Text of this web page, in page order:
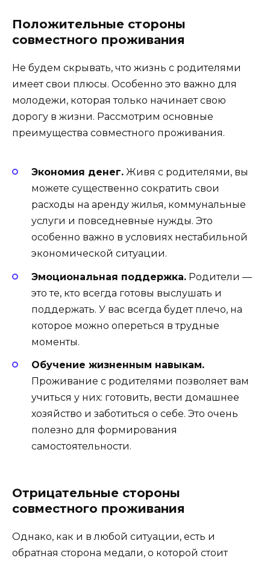
Положительные стороны
совместного проживания
Не будем скрывать, что жизнь с родителями
имеет свои плюсы. Особенно это важно для
молодежи, которая только начинает свою
дорогу в жизни. Рассмотрим основные
преимущества совместного проживания.
Экономия денег. Живя с родителями, вы
можете существенно сократить свои
расходы на аренду жилья, коммунальные
услуги и повседневные нужды. Это
особенно важно в условиях нестабильной
экономической ситуации.
Эмоциональная поддержка. Родители —
это те, кто всегда готовы выслушать и
поддержать. У вас всегда будет плечо, на
которое можно опереться в трудные
моменты.
Обучение жизненным навыкам.
Проживание с родителями позволяет вам
учиться у них: готовить, вести домашнее
хозяйство и заботиться о себе. Это очень
полезно для формирования
самостоятельности.
Отрицательные стороны
совместного проживания
Однако, как и в любой ситуации, есть и
обратная сторона медали, о которой стоит